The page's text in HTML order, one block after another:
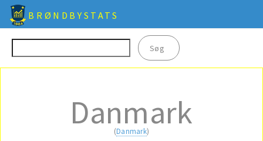
BRØNDBYSTATS
Danmark
(Danmark)